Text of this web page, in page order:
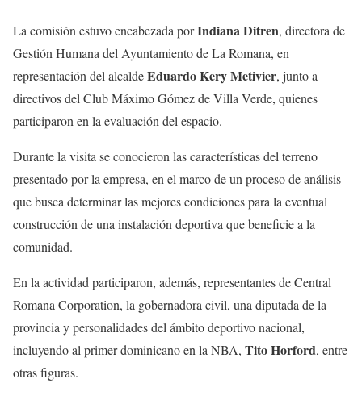
La comisión estuvo encabezada porIndiana Ditren, directora de
Gestión Humana del Ayuntamiento de La Romana, en
representación del alcaldeEduardo Kery Metivier, junto a
directivos del Club Máximo Gómez de Villa Verde, quienes
participaron en la evaluación del espacio.
Durante la visita se conocieron las características del terreno
presentado por la empresa, en el marco de un proceso de análisis
que busca determinar las mejores condiciones para la eventual
construcción de una instalación deportiva que beneficie a la
comunidad.
En la actividad participaron, además, representantes de Central
Romana Corporation, la gobernadora civil, una diputada de la
provincia y personalidades del ámbito deportivo nacional,
incluyendo al primer dominicano en la NBA, Tito Horford, entre
otras figuras.